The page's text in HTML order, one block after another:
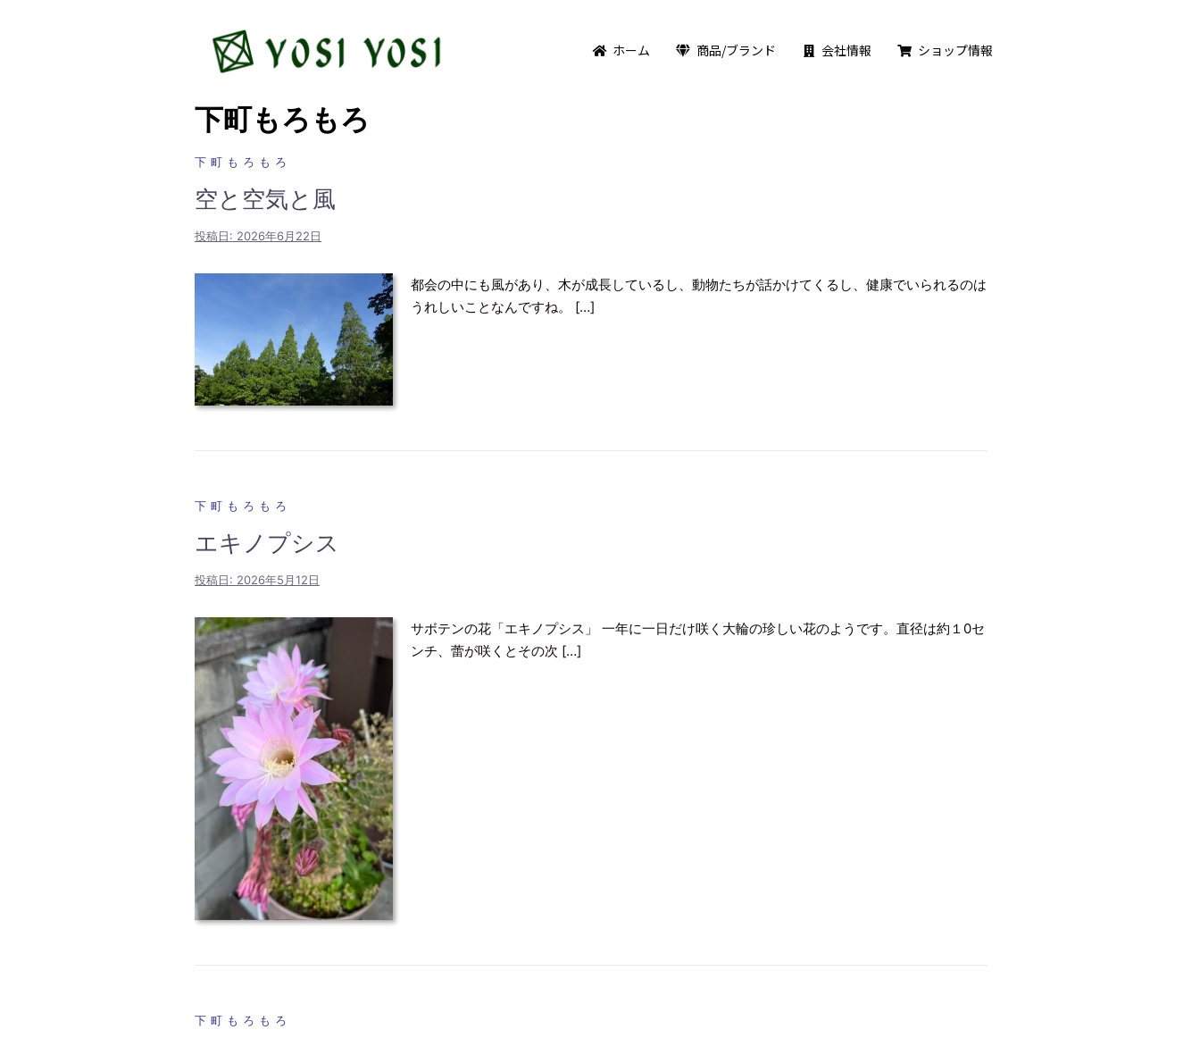
ホーム 商品/ブランド 会社情報 ショップ情報
下町もろもろ
下町もろもろ
空と空気と風
投稿日: 2026年6月22日
都会の中にも風があり、木が成長しているし、動物たちが話かけてくるし、健康でいられるのは
うれしいことなんですね。 […]
下町もろもろ
エキノプシス
投稿日: 2026年5月12日
サボテンの花「エキノプシス」 一年に一日だけ咲く大輪の珍しい花のようです。直径は約１0セ
ンチ、蕾が咲くとその次 […]
下町もろもろ